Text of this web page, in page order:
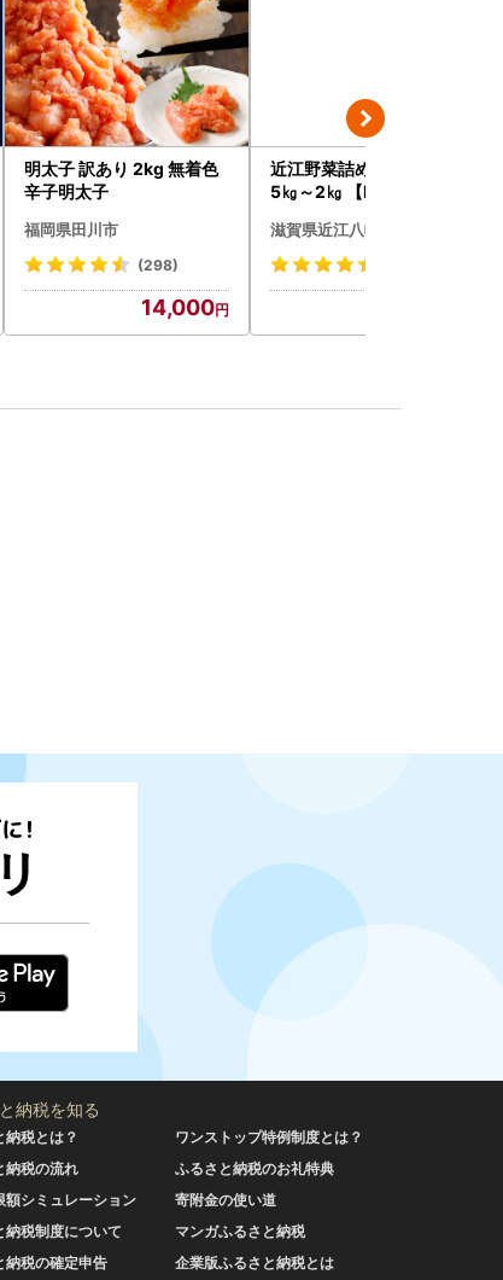
明太子 訳あり 2kg 無着色
辛子明太子
福岡県田川市
(298)
14,000
近江野菜詰め合せセット 1.
5㎏～2㎏ 【K002W】 野
滋賀県近江八幡市
納税を知る
納税とは？
納税の流れ
額シミュレーション
納税制度について
納税の確定申告
ワンストップ特例制度とは？
ふるさと納税のお礼特典
寄附金の使い道
マンガふるさと納税
企業版ふるさと納税とは